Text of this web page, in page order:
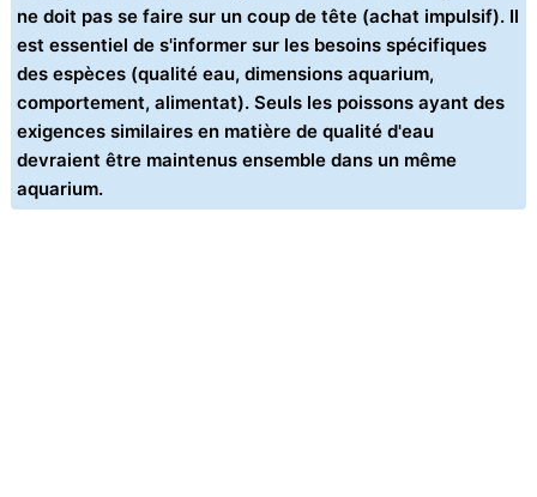
ne doit pas se faire sur un coup de tête (achat impulsif). Il
est essentiel de s'informer sur les besoins spécifiques
des espèces (qualité eau, dimensions aquarium,
comportement, alimentat). Seuls les poissons ayant des
exigences similaires en matière de qualité d'eau
devraient être maintenus ensemble dans un même
aquarium.